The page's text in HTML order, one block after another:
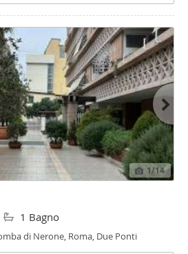
1/14
1 Bagno
di Nerone, Roma, Due Ponti